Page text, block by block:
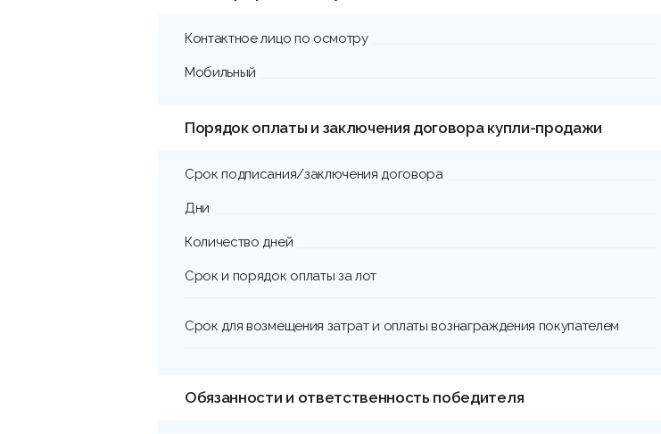
Контактное лицо по осмотру
Мобильный
Порядок оплаты и заключения договора купли-продажи
Срок подписания/заключения договора
Дни
Количество дней
Срок и порядок оплаты за лот
Срок для возмещения затрат и оплаты вознаграждения покупателем
Обязанности и ответственность победителя